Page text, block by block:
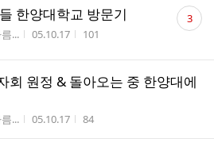
한양대학교 방문기
자
... 작성시간
05.10.17 조회수
101
댓
글 3
회 원정 & 돌아오는 중 한양대에
자
... 작성시간
05.10.17 조회수
84